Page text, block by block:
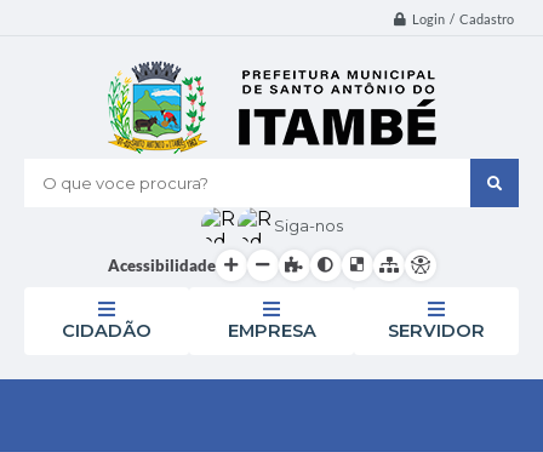
Login / Cadastro
O que voce procura?
Siga-nos
Acessibilidade
CIDADÃO EMPRESA SERVIDOR